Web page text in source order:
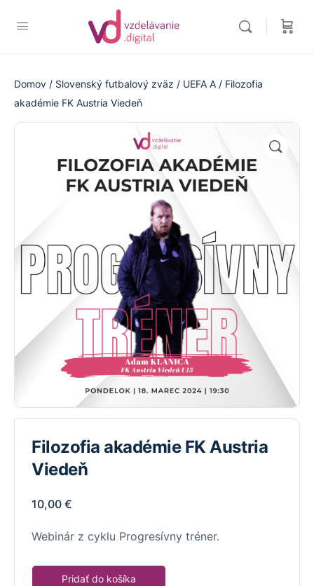
Domov / Slovenský futbalový zväz / UEFA A / Filozofia
akadémie FK Austria Viedeň
Filozofia akadémie FK Austria
Viedeň
10,00 €
Webinár z cyklu Progresívny tréner.
Pridať do košíka